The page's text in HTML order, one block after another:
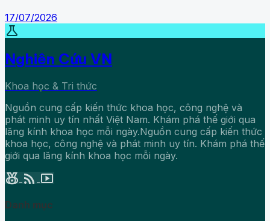
17/07/2026
science
Nghiên Cứu VN
Khoa học & Tri thức
Nguồn cung cấp kiến thức khoa học, công nghệ và
phát minh uy tín nhất Việt Nam. Khám phá thế giới qua
lăng kính khoa học mỗi ngày.Nguồn cung cấp kiến thức
khoa học, công nghệ và phát minh uy tín. Khám phá thế
giới qua lăng kính khoa học mỗi ngày.
social_leaderboard rss_feed smart_display
Danh mục